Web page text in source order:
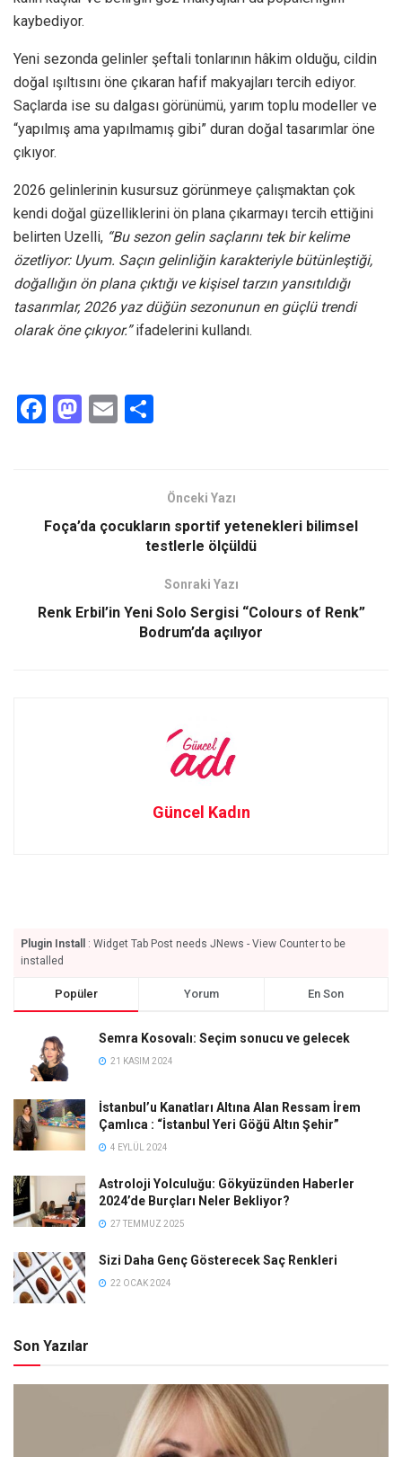
kaybediyor.
Yeni sezonda gelinler şeftali tonlarının hâkim olduğu, cildin
doğal ışıltısını öne çıkaran hafif makyajları tercih ediyor.
Saçlarda ise su dalgası görünümü, yarım toplu modeller ve
“yapılmış ama yapılmamış gibi” duran doğal tasarımlar öne
çıkıyor.
2026 gelinlerinin kusursuz görünmeye çalışmaktan çok
kendi doğal güzelliklerini ön plana çıkarmayı tercih ettiğini
belirten Uzelli, “Bu sezon gelin saçlarını tek bir kelime
özetliyor: Uyum. Saçın gelinliğin karakteriyle bütünleştiği,
doğallığın ön plana çıktığı ve kişisel tarzın yansıtıldığı
tasarımlar, 2026 yaz düğün sezonunun en güçlü trendi
olarak öne çıkıyor.”ifadelerini kullandı.
F
o
M
d
E
Önceki Yazı
Foça’da çocukların sportif yetenekleri bilimsel
testlerle ölçüldü
Sonraki Yazı
Renk Erbil’in Yeni Solo Sergisi “Colours of Renk”
Bodrum’da açılıyor
Güncel Kadın
Plugin Install
: Widget Tab Post needs JNews - View Counter to be
installed
Popüler Yorum En Son
Semra Kosovalı: Seçim sonucu ve gelecek
21 KASIM 2024
İstanbul’u Kanatları Altına Alan Ressam İrem
Çamlıca : “İstanbul Yeri Göğü Altın Şehir”
4 EYLÜL 2024
Astroloji Yolculuğu: Gökyüzünden Haberler
2024’de Burçları Neler Bekliyor?
27 TEMMUZ 2025
Sizi Daha Genç Gösterecek Saç Renkleri
22 OCAK 2024
Son Yazılar